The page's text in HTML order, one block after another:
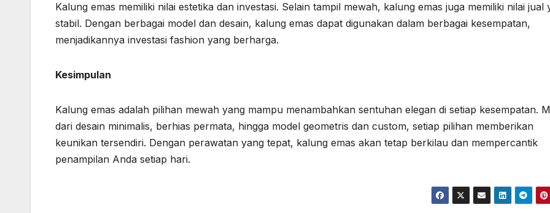
Kalung emas memiliki nilai estetika dan investasi. Selain tampil mewah, kalung emas juga memiliki nilai jual
stabil. Dengan berbagai model dan desain, kalung emas dapat digunakan dalam berbagai kesempatan,
menjadikannya investasi fashion yang berharga.
Kesimpulan
Kalung emas adalah pilihan mewah yang mampu menambahkan sentuhan elegan di setiap kesempatan.
dari desain minimalis, berhias permata, hingga model geometris dan custom, setiap pilihan memberikan
keunikan tersendiri. Dengan perawatan yang tepat, kalung emas akan tetap berkilau dan mempercantik
penampilan Anda setiap hari.